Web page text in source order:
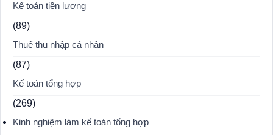
Kế toán tiền lương
(89)
Thuế thu nhập cá nhân
(87)
Kế toán tổng hợp
(269)
Kinh nghiệm làm kế toán tổng hợp